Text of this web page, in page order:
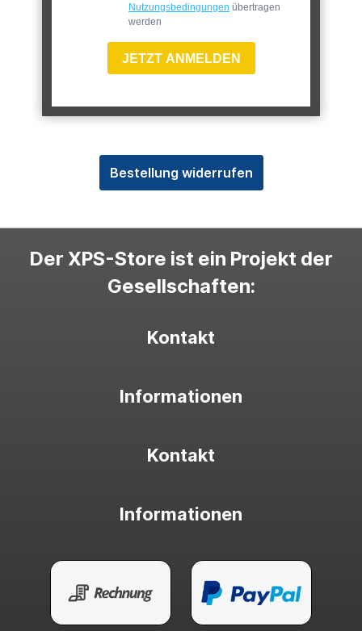
Nutzungsbedingungen übertragen
werden
JETZT ANMELDEN
Bestellung widerrufen
Der XPS-Store ist ein Projekt der
Gesellschaften:
Kontakt
Informationen
Kontakt
Informationen